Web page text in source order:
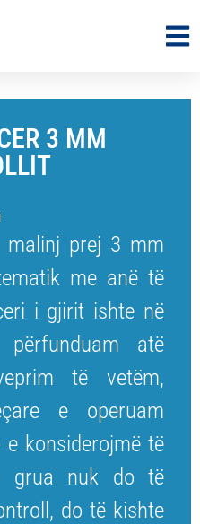
3 MM
malinj prej 3 mm
me anë të
i gjirit ishte në
atë
të vetëm,
e operuam
e konsiderojmë të
grua nuk do të
do të kishte